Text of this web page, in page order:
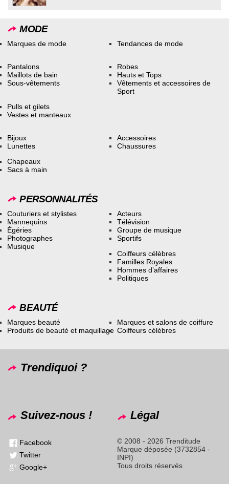
MODE
Marques de mode Tendances de mode
Pantalons
Maillots de bain
Sous-vêtements
Robes
Hauts et Tops
Vêtements et accessoires de
Sport
Pulls et gilets
Vestes et manteaux
Bijoux
Lunettes
Accessoires
Chaussures
Chapeaux
Sacs à main
PERSONNALITÉS
Couturiers et stylistes
Mannequins
Égéries
Photographes
Musique
Acteurs
Télévision
Groupe de musique
Sportifs
Coiffeurs célèbres
Familles Royales
Hommes d’affaires
Politiques
BEAUTÉ
Marques beauté
Produits de beauté et maquillage
Marques et salons de coiffure
Coiffeurs célèbres
Trendiquoi ?
Suivez-nous !
Facebook
Twitter
Google+
Légal
© 2008 - 2026 Trenditude
Marque déposée (3732854 -
INPI)
Tous droits réservés